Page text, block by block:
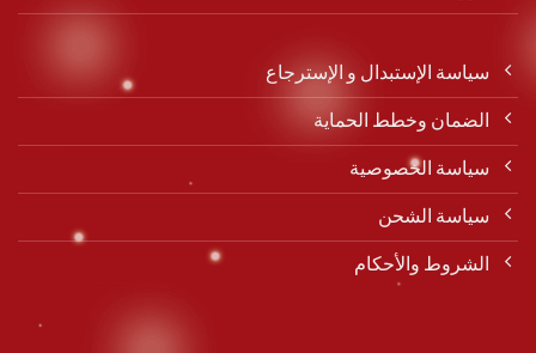
سياسة الإستبدال و الإسترجاع
الضمان وخطط الحماية
سياسة الخصوصية
سياسة الشحن
الشروط والأحكام